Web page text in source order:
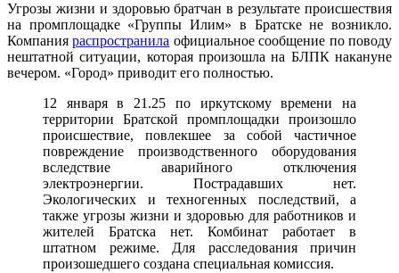
Угрозы жизни и здоровью братчан в результате происшествия
на промплощадке «Группы Илим» в Братске не возникло.
Компанияраспространила официальное сообщение по поводу
нештатной ситуации, которая произошла на БЛПК накануне
вечером. «Город» приводит его полностью.
12 января в 21.25 по иркутскому времени на
территории Братской промплощадки произошло
происшествие, повлекшее за собой частичное
повреждение производственного оборудования
вследствие аварийного отключения
электроэнергии. Пострадавших нет.
Экологических и техногенных последствий, а
также угрозы жизни и здоровью для работников и
жителей Братска нет. Комбинат работает в
штатном режиме. Для расследования причин
произошедшего создана специальная комиссия.